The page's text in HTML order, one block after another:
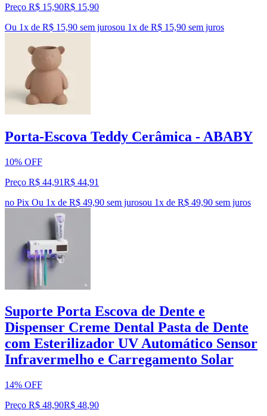
Preço R$ 15,90R$ 15,90
Ou 1x de R$ 15,90 sem jurosou 1x de R$ 15,90 sem juros
Porta-Escova Teddy Cerâmica - ABABY
10% OFF
Preço R$ 44,91R$ 44,91
no Pix Ou 1x de R$ 49,90 sem jurosou 1x de R$ 49,90 sem juros
Suporte Porta Escova de Dente e
Dispenser Creme Dental Pasta de Dente
com Esterilizador UV Automático Sensor
Infravermelho e Carregamento Solar
14% OFF
Preço R$ 48,90R$ 48,90